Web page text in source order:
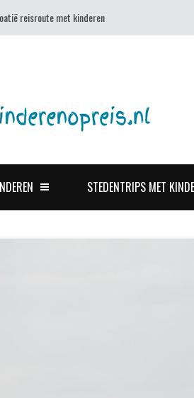
reisroute met kinderen
bezoek aan Kiev & Tsjernobyl (Oekraïne)
STEDENTRIPS MET